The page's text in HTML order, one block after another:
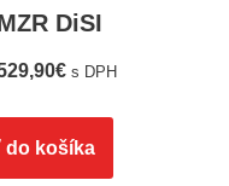
DiSI
€ s DPH
do košíka